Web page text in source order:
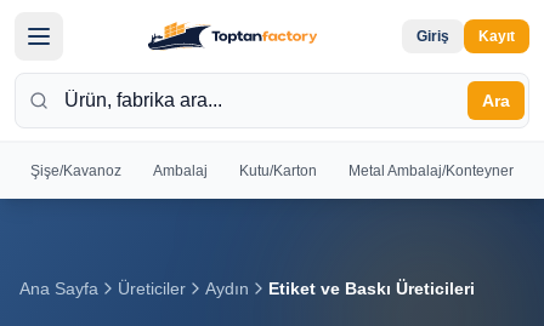
Giriş Kayıt
Ara
Şişe/Kavanoz Ambalaj Kutu/Karton Metal Ambalaj/Konteyner
Giriş yapın
Ana Sayfa Üreticiler Aydın Etiket ve Baskı Üreticileri